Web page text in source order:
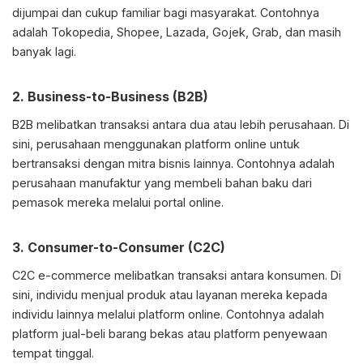
dijumpai dan cukup familiar bagi masyarakat. Contohnya
adalah Tokopedia, Shopee, Lazada, Gojek, Grab, dan masih
banyak lagi.
2. Business-to-Business (B2B)
B2B melibatkan transaksi antara dua atau lebih perusahaan. Di
sini, perusahaan menggunakan platform online untuk
bertransaksi dengan mitra bisnis lainnya. Contohnya adalah
perusahaan manufaktur yang membeli bahan baku dari
pemasok mereka melalui portal online.
3. Consumer-to-Consumer (C2C)
C2C e-commerce melibatkan transaksi antara konsumen. Di
sini, individu menjual produk atau layanan mereka kepada
individu lainnya melalui platform online. Contohnya adalah
platform jual-beli barang bekas atau platform penyewaan
tempat tinggal.